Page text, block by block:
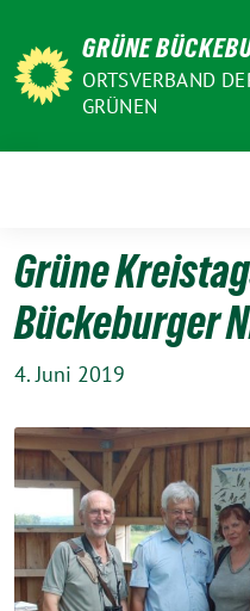
zum
Inhalt
GRÜNE
ORTSVERBAND
GRÜNEN
Grüne
Bückeburger
4. Juni 2019